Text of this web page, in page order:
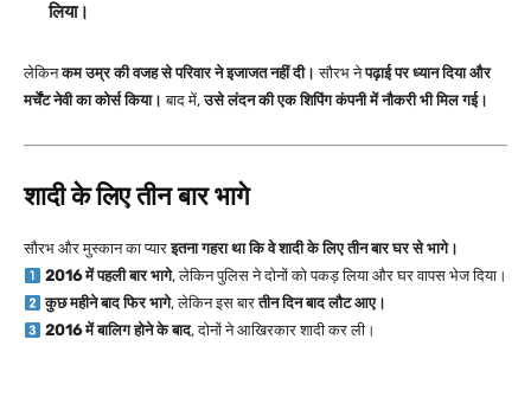
लिया।
लेकिनकम उम्र की वजह से परिवार ने इजाजत नहीं दी। सौरभ नेपढ़ाई पर ध्यान दिया और
मर्चेंट नेवी का कोर्स किया। बाद में,उसे लंदन की एक शिपिंग कंपनी में नौकरी भी मिल गई।
शादी के लिए तीन बार भागे
सौरभ और मुस्कान का प्यारइतना गहरा था कि वे शादी के लिए तीन बार घर से भागे।
2016 में पहली बार भागे, लेकिन पुलिस ने दोनों को पकड़ लिया और घर वापस भेज दिया।
कुछ महीने बाद फिर भागे, लेकिन इस बारतीन दिन बाद लौट आए।
2016 में बालिग होने के बाद, दोनों ने आखिरकार शादी कर ली।